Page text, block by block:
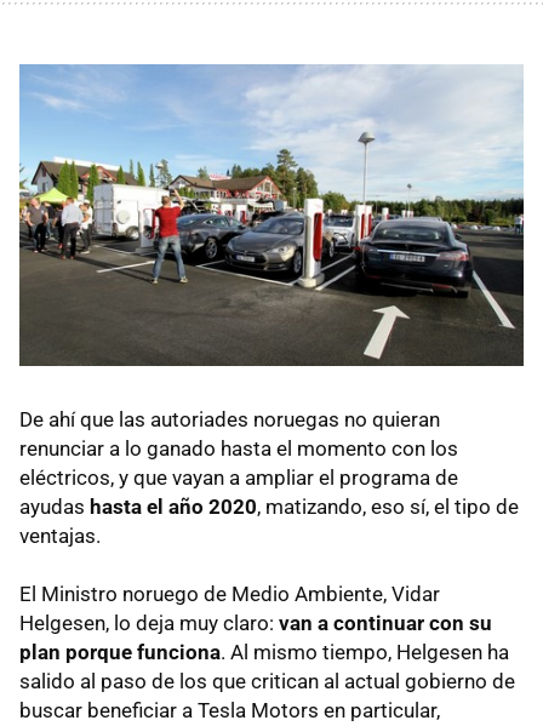
De ahí que las autoriades noruegas no quieran
renunciar a lo ganado hasta el momento con los
eléctricos, y que vayan a ampliar el programa de
ayudas hasta el año 2020, matizando, eso sí, el tipo de
ventajas.
El Ministro noruego de Medio Ambiente, Vidar
Helgesen, lo deja muy claro: van a continuar con su
plan porque funciona. Al mismo tiempo, Helgesen ha
salido al paso de los que critican al actual gobierno de
buscar beneficiar a Tesla Motors en particular,